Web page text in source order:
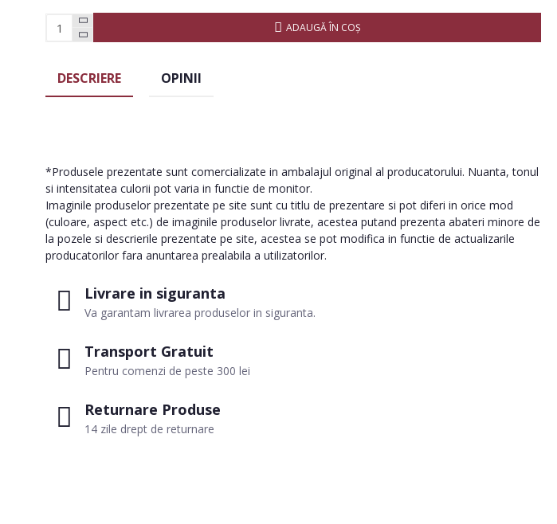
ADAUGĂ ÎN COŞ
Livrare in siguranta
Va garantam livrarea produselor in siguranta.
Transport Gratuit
Pentru comenzi de peste 300 lei
Returnare Produse
14 zile drept de returnare
DESCRIERE OPINII
*Produsele prezentate sunt comercializate in ambalajul original al producatorului. Nuanta, tonul
si intensitatea culorii pot varia in functie de monitor.
Imaginile produselor prezentate pe site sunt cu titlu de prezentare si pot diferi in orice mod
(culoare, aspect etc.) de imaginile produselor livrate, acestea putand prezenta abateri minore de
la pozele si descrierile prezentate pe site, acestea se pot modifica in functie de actualizarile
producatorilor fara anuntarea prealabila a utilizatorilor.